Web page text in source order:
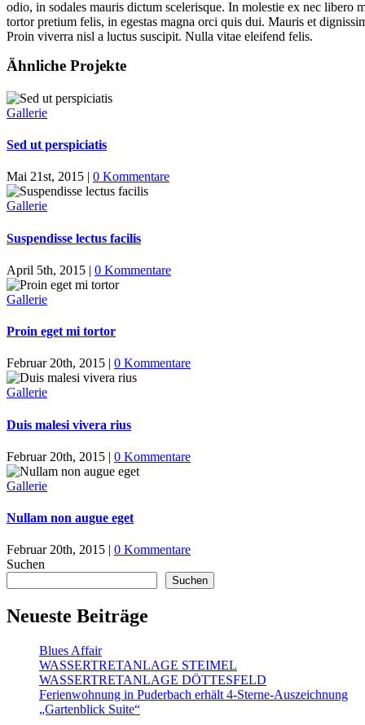
odio, in sodales mauris dictum scelerisque. In molestie ex nec libero
tortor pretium felis, in egestas magna orci quis dui. Mauris et
Proin viverra nisl a luctus suscipit. Nulla vitae eleifend felis.
Ähnliche Projekte
Gallerie
Sed ut perspiciatis
Mai 21st, 2015 | 0 Kommentare
Gallerie
Suspendisse lectus facilis
April 5th, 2015 | 0 Kommentare
Gallerie
Proin eget mi tortor
Februar 20th, 2015 | 0 Kommentare
Gallerie
Duis malesi vivera rius
Februar 20th, 2015 | 0 Kommentare
Gallerie
Nullam non augue eget
Februar 20th, 2015
0 Kommentare
Suchen
Suchen
Neueste Beiträge
Blues Affair
WASSERTRETANLAGE STEIMEL
WASSERTRETANLAGE DÖTTESFELD
Ferienwohnung in Puderbach erhält 4-Sterne-Auszeichnung
„Gartenblick Suite“